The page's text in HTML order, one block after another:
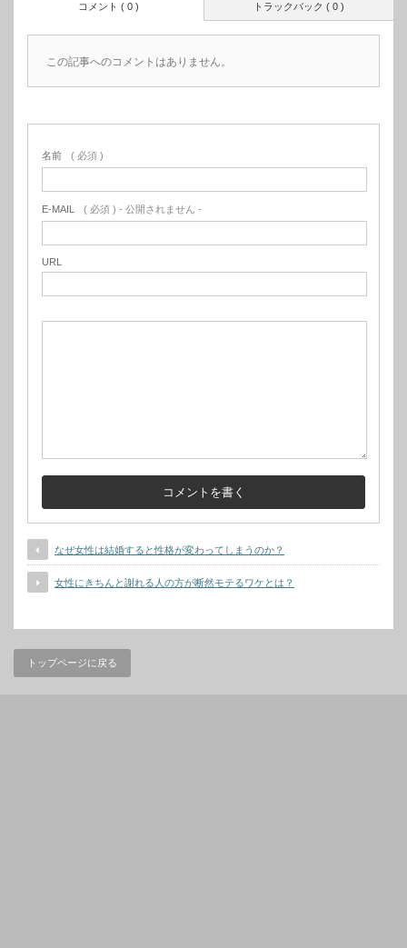
トラックバック ( 0 )
コメント ( 0 )
この記事へのコメントはありません。
名前 ( 必須 )
E-MAIL ( 必須 ) - 公開されません -
URL
なぜ女性は結婚すると性格が変わってしまうのか？
女性にきちんと謝れる人の方が断然モテるワケとは？
トップページに戻る